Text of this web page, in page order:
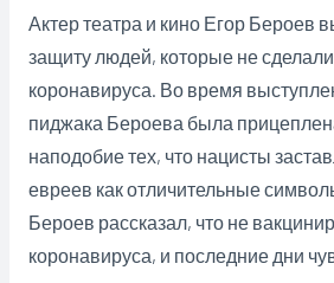
Актер театра и кино Егор Бероев
защиту людей, которые не
коронавируса. Во время
пиджака Бероева была
наподобие тех, что нацисты
евреев как отличительные
Бероев рассказал, что не
коронавируса, и последние дни